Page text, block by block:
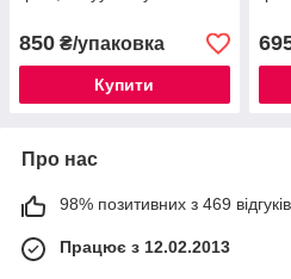
850 ₴/упаковка
Купити
Про нас
98% позитивних з 469
Працює з 12.02.2013